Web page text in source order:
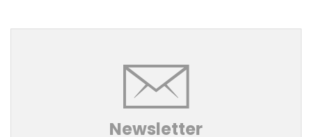
Newsletter